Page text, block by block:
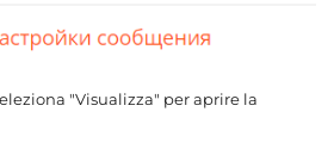
"Visualizza" per aprire la